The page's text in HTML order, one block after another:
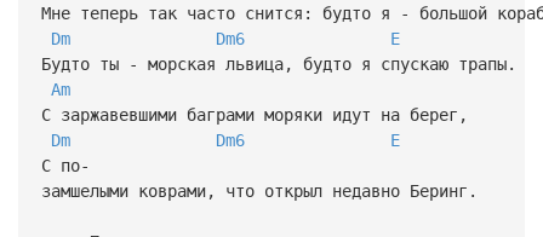
Мне теперь так часто снится: будто я - большой
Dm
Dm6
E
Будто ты - морская львица, будто я спускаю трапы.
Am
С заржавевшими баграми моряки идут на берег,
Dm
Dm6
E
С по-
замшелыми коврами, что открыл недавно Беринг.